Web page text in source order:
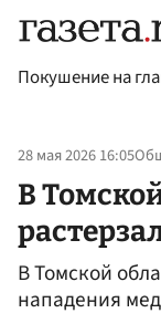
Покушение на
28 мая 2026 16:05
В
В Томской
нападения